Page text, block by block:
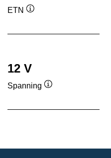
ETN
de
12 V
Spanning
de